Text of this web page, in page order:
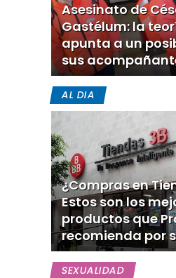
Asesinato de
Gastélum: la
apunta a un
sus
AL DIA
¿Compras en
Estos son los
productos que
recomienda por
SEXUALIDAD